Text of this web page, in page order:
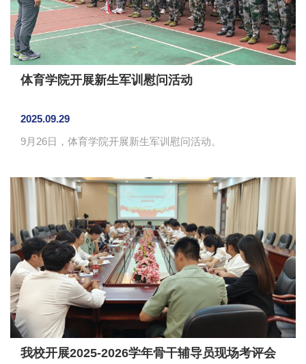
体育学院开展新生军训慰问活动
2025.09.29
​9月26日，体育学院开展新生军训慰问活动。
我校开展2025-2026学年骨干辅导员现场考评会